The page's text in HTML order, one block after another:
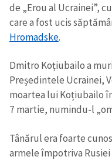
de „Erou al Ucrainei”,
care a fost ucis
Hromadske.
Dmitro Koțiubailo a
Președintele Ucrainei,
moartea lui Koțiubailo
7 martie, numindu-l
Tânărul era foarte
armele împotriva Rusiei